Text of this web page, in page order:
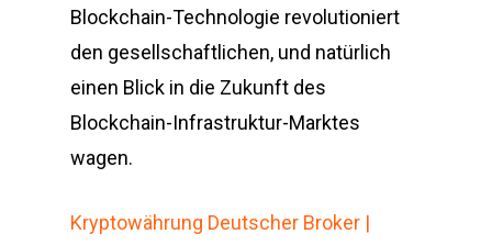
Blockchain-Technologie revolutioniert
den gesellschaftlichen, und natürlich
einen Blick in die Zukunft des
Blockchain-Infrastruktur-Marktes
wagen.
Kryptowährung Deutscher Broker |